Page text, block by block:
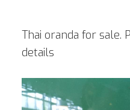
Thai oranda for sale.
details